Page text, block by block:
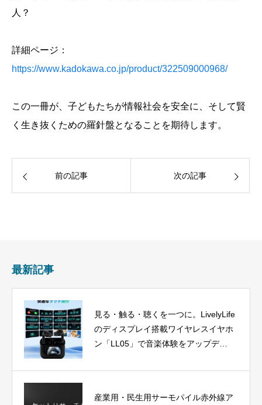
人？
詳細ページ：
https://www.kadokawa.co.jp/product/322509000968/
この一冊が、子どもたちが情報社会を安全に、そして賢
く生き抜くための羅針盤となることを期待します。
前の記事 次の記事
最新記事
見る・触る・聴くを一つに。LivelyLife
のディスプレイ搭載ワイヤレスイヤホ
ン「LL05」で音楽体験をアップデー
産業用・民生用サーモパイル赤外線ア